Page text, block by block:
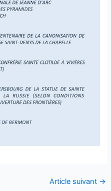
Article suivant →